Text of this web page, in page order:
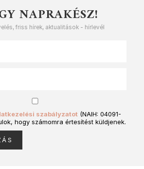
NAPRAKÉSZ!
friss hírek, aktualitások - hírlevél
szabályzatot (NAIH: 04091-
hogy számomra értesítést küldjenek.